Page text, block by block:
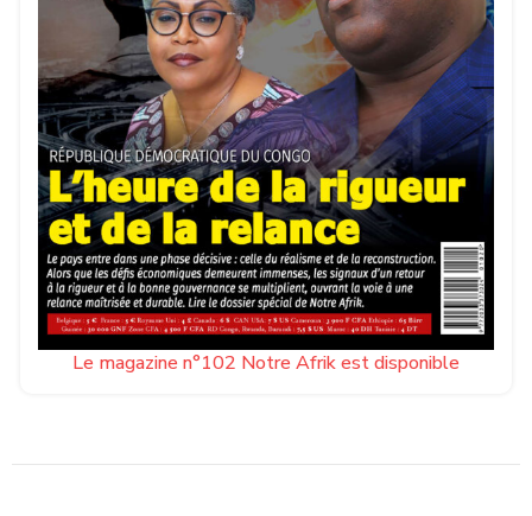
Le magazine n°102 Notre Afrik est disponible